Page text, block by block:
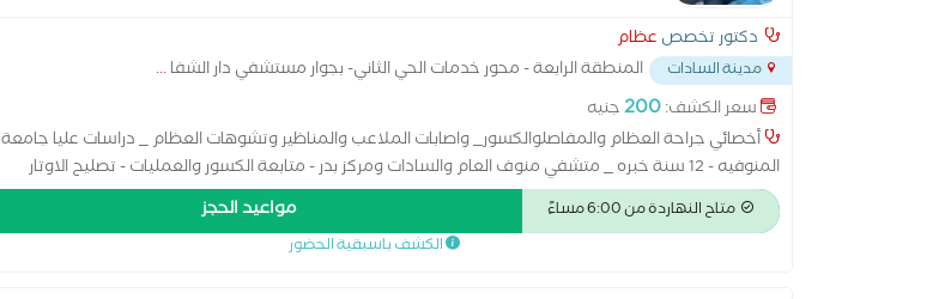
دكتور تخصص عظام
مدينة السادات المنطقة الرابعة - محور خدمات الحي الثاني- بجوار مستشفي دار الشفا...
سعر الكشف:200جنيه
أخصائي جراحة العظام والمفاصلوالكسور_ واصابات الملاعب والمناظير وتشوهات العظام _ دراسات عليا جامعة
المنوفيه - 12 سنة خبره _ متشفي منوف العام والسادات ومركز بدر - متابعة الكسور والعمليات - تصليح الاوتار
وتسليك الاعصاب
متاح النهاردة من 6:00 مساءً مواعيد الحجز
الكشف باسبقية الحضور